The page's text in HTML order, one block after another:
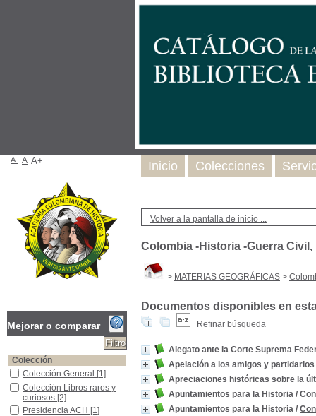
Volver a la pantalla de inicio ...
Colombia -Historia -Guerra Civil,
> MATERIAS GEOGRÁFICAS >
Documentos disponibles en
Refinar búsqueda
Alegato ante la Corte Suprema
Apelación a los amigos y
Apreciaciones históricas sobre la
Apuntamientos para la Historia /
Apuntamientos para la Historia /
Inicio Colecciones
A- A A+
Mejorar o comparar
Colección
Colección General
Colección General [1]
Colección Libros raros y curiosos
Colección Libros raros y
curiosos [2]
Presidencia ACH
Presidencia ACH [1]